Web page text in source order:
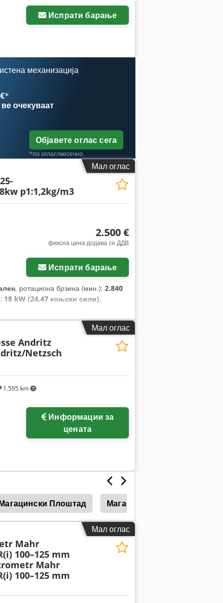
Испрати барање
механизација
*
ве очекуваат
Објавете оглас сега
*по оглас/месечно
Мал оглас
p1:1,2kg/m3
2.500 €
фиксна цена додава се ДДВ
Испрати барање
, ротациона брзина (мин.): 2.840
18 kW (24,47 коњски сили),
Мал оглас
1.595 km
Andritz
Netzsch
цената
Плоштад Магацински Складиште
Мал оглас
Mahr
100–125 mm
Mahr
100–125 mm